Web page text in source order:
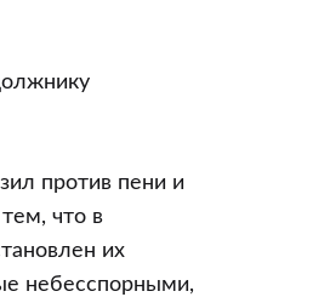
против пени и
что в
их
небесспорными,